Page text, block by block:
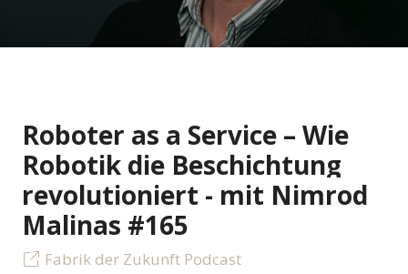
Roboter as a Service – Wie
Robotik die Beschichtung
revolutioniert - mit Nimrod
Malinas #165
Fabrik der Zukunft Podcast